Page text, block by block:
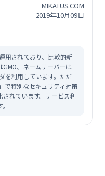
MIKATUS.COM
2019年10月09日
用されており、比較的新
GMO、ネームサーバーは
を利用しています。ただ
で特別なセキュリティ対策
れています。サービス利